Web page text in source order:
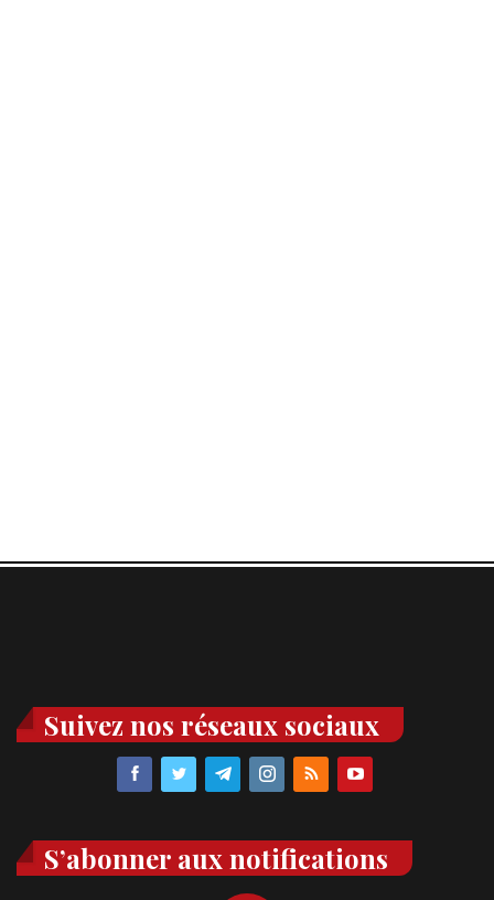
Suivez nos réseaux sociaux
S’abonner aux notifications